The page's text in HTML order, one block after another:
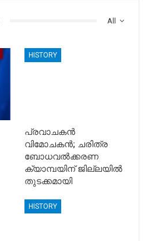
All
HISTORY
പ്രവാചകൻ
വിമോചകൻ; ചരിത്ര
ബോധവൽക്കരണ
ക്യാമ്പയിന് ജില്ലയിൽ
തുടക്കമായി
HISTORY